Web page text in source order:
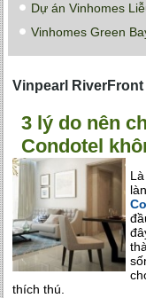
Dự án Vinhomes
Vinhomes Green
Vinpearl RiverFront
3 lý do nên
Condotel
thích thú.